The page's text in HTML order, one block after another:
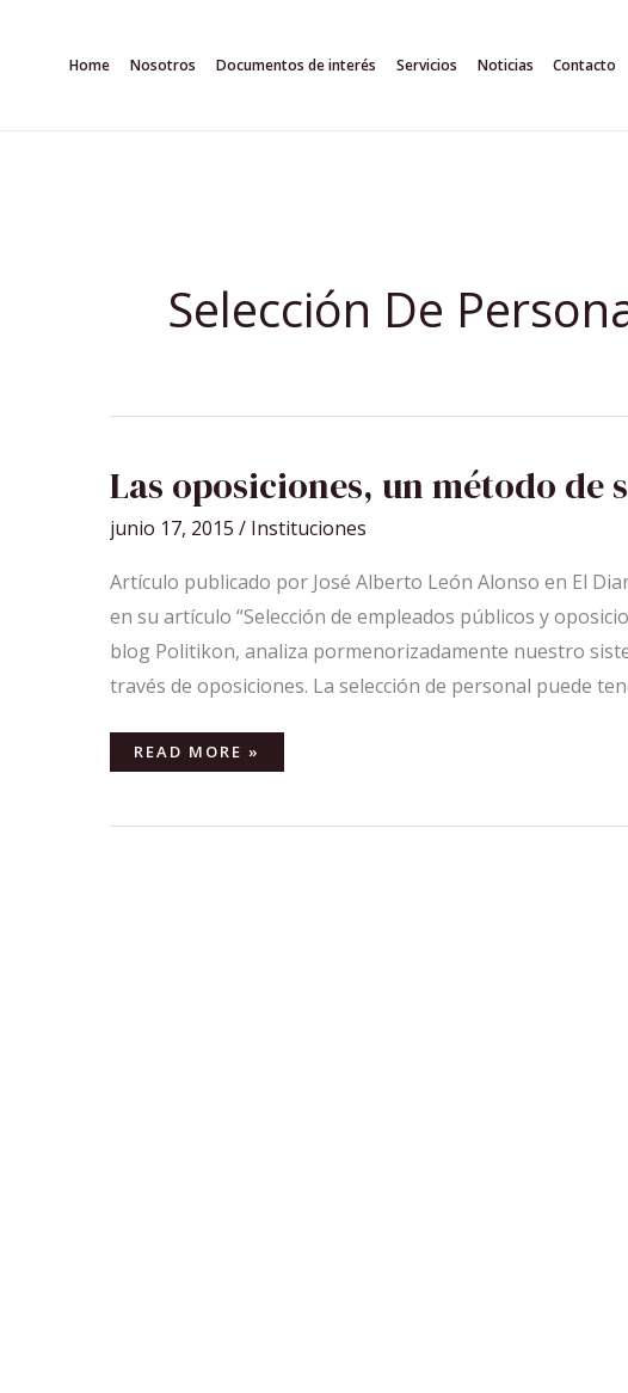
Home Nosotros Documentos de interés Servicios Noticias Contacto
Selección De
Las oposiciones, un método de
junio 17, 2015 / Instituciones
Artículo publicado por José Alberto León Alonso en El
en su artículo “Selección de empleados públicos y
blog Politikon, analiza pormenorizadamente nuestro
través de oposiciones. La selección de personal puede
OPOSICIONES,
UN
MÉTODO
DE
READ MORE »